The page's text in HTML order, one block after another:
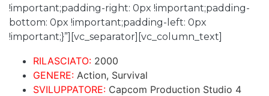
!important;padding-right: 0px !important;padding-
bottom: 0px !important;padding-left: 0px
!important;}”][vc_separator][vc_column_text]
RILASCIATO: 2000
GENERE: Action, Survival
SVILUPPATORE: Capcom Production Studio 4